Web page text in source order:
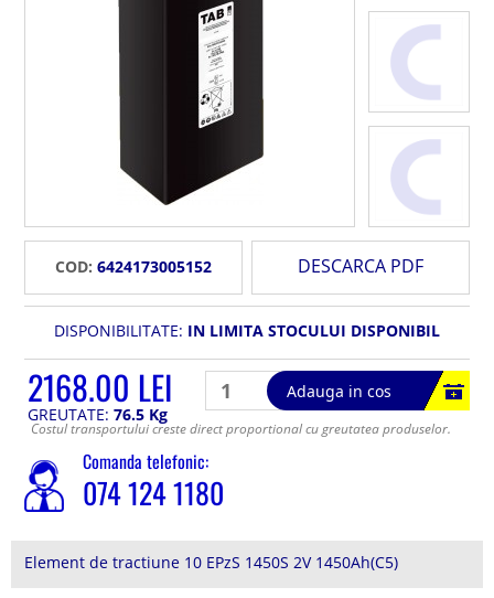
COD: 6424173005152 DESCARCA PDF
DISPONIBILITATE: IN LIMITA STOCULUI DISPONIBIL
2168.00 LEI
Adauga in cos
GREUTATE: 76.5 Kg
Costul transportului creste direct proportional cu greutatea produselor.
Comanda telefonic:
074 124 1180
Element de tractiune 10 EPzS 1450S 2V 1450Ah(C5)